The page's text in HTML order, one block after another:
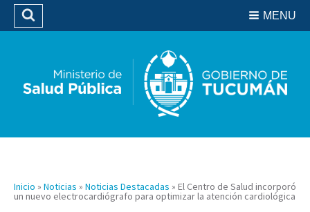
Biblioteca
MENU
Buscar
Inicio » Noticias » Noticias Destacadas » El Centro de Salud incorporó
un nuevo electrocardiógrafo para optimizar la atención cardiológica